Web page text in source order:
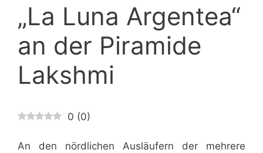
„La Luna Argentea“
an der Piramide
Lakshmi
0 (0)
An den nördlichen Ausläufern der mehrere